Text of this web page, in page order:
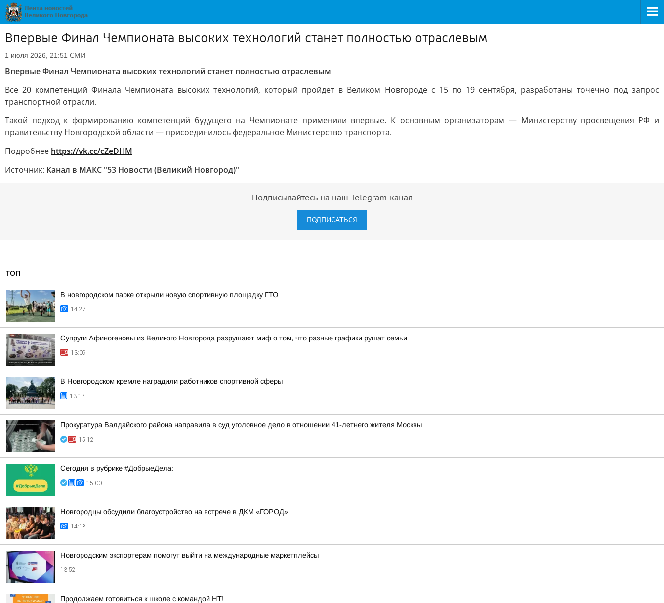
Впервые Финал Чемпионата высоких технологий станет полностью отраслевым
1 июля 2026, 21:51 СМИ
Впервые Финал Чемпионата высоких технологий станет полностью отраслевым
Все 20 компетенций Финала Чемпионата высоких технологий, который пройдет в Великом Новгороде с 15 по 19 сентября, разработаны точечно под запрос
транспортной отрасли.
Такой подход к формированию компетенций будущего на Чемпионате применили впервые. К основным организаторам — Министерству просвещения РФ и
правительству Новгородской области — присоединилось федеральное Министерство транспорта.
Подробнее https://vk.cc/cZeDHM
Источник: Канал в МАКС "53 Новости (Великий Новгород)"
Подписывайтесь на наш Telegram-канал
ПОДПИСАТЬСЯ
ТОП
В новгородском парке открыли новую спортивную площадку ГТО
14:27
Супруги Афиногеновы из Великого Новгорода разрушают миф о том, что разные графики рушат семьи
13:09
В Новгородском кремле наградили работников спортивной сферы
13:17
Прокуратура Валдайского района направила в суд уголовное дело в отношении 41-летнего жителя Москвы
15:12
Сегодня в рубрике #ДобрыеДела:
15:00
Новгородцы обсудили благоустройство на встрече в ДКМ «ГОРОД»
14:18
Новгородским экспортерам помогут выйти на международные маркетплейсы
13:52
Продолжаем готовиться к школе с командой НТ!